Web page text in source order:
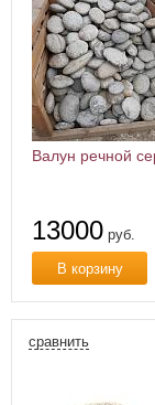
Валун речной
13000 руб.
В корзину
сравнить